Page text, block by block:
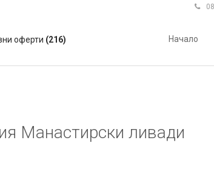

оферти (216) Начало
Манастирски ливади